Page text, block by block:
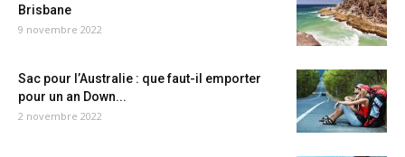
Brisbane
9 novembre 2022
Sac pour l’Australie : que faut-il emporter
pour un an Down...
2 novembre 2022